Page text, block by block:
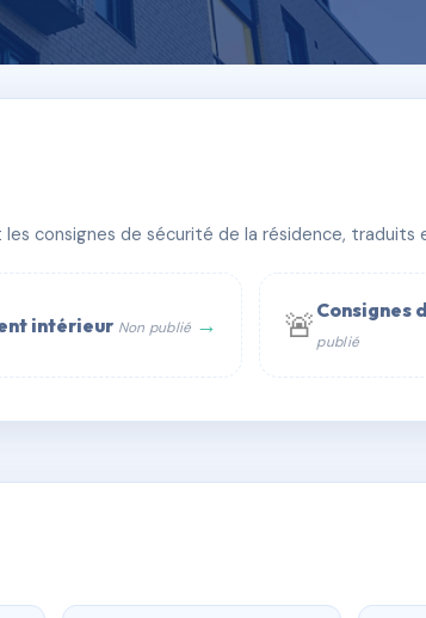
consignes de sécurité de la résidence, traduits
intérieur Non publié → 🚨 Consignes
publié
🇫🇷